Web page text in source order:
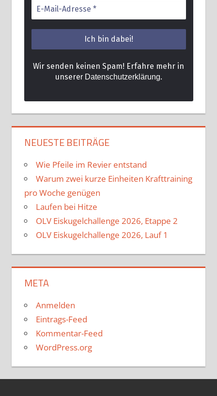
Wir senden keinen Spam! Erfahre mehr in
unserer Datenschutzerklärung.
NEUESTE BEITRÄGE
Wie Pfeile im Revier entstand
Warum zwei kurze Einheiten Krafttraining
pro Woche genügen
Laufen bei Hitze
OLV Eiskugelchallenge 2026, Etappe 2
OLV Eiskugelchallenge 2026, Lauf 1
META
Anmelden
Eintrags-Feed
Kommentar-Feed
WordPress.org